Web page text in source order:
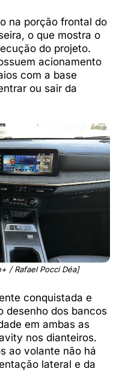
na porção frontal do
o que mostra o
do projeto.
acionamento
com a base
ou sair da
/ Rafael Pocci Déa]
conquistada e
desenho dos bancos
em ambas as
nos dianteiros.
ao volante não há
lateral e da